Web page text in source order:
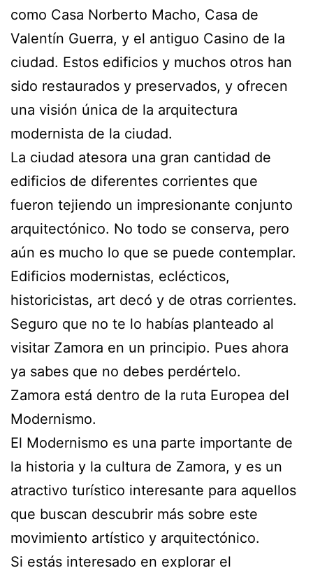
como Casa Norberto Macho, Casa de
Valentín Guerra, y el antiguo Casino de la
ciudad. Estos edificios y muchos otros han
sido restaurados y preservados, y ofrecen
una visión única de la arquitectura
modernista de la ciudad.
La ciudad atesora una gran cantidad de
edificios de diferentes corrientes que
fueron tejiendo un impresionante conjunto
arquitectónico. No todo se conserva, pero
aún es mucho lo que se puede contemplar.
Edificios modernistas, eclécticos,
historicistas, art decó y de otras corrientes.
Seguro que no te lo habías planteado al
visitar Zamora en un principio. Pues ahora
ya sabes que no debes perdértelo.
Zamora está dentro de la ruta Europea del
Modernismo.
El Modernismo es una parte importante de
la historia y la cultura de Zamora, y es un
atractivo turístico interesante para aquellos
que buscan descubrir más sobre este
movimiento artístico y arquitectónico.
Si estás interesado en explorar el